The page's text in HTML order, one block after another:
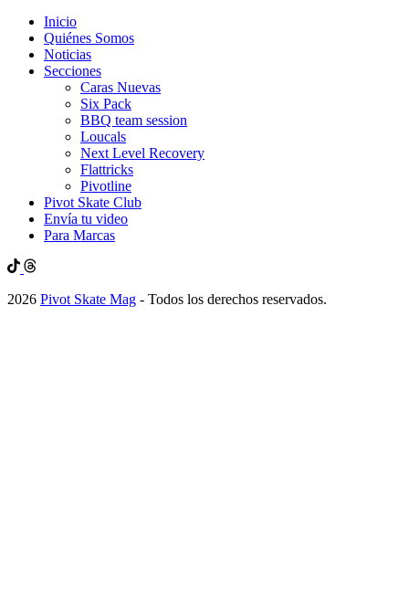
Inicio
Quiénes Somos
Noticias
Secciones
Caras Nuevas
Six Pack
BBQ team session
Loucals
Next Level Recovery
Flattricks
Pivotline
Pivot Skate Club
Envía tu video
Para Marcas
2026 Pivot Skate Mag - Todos los derechos reservados.